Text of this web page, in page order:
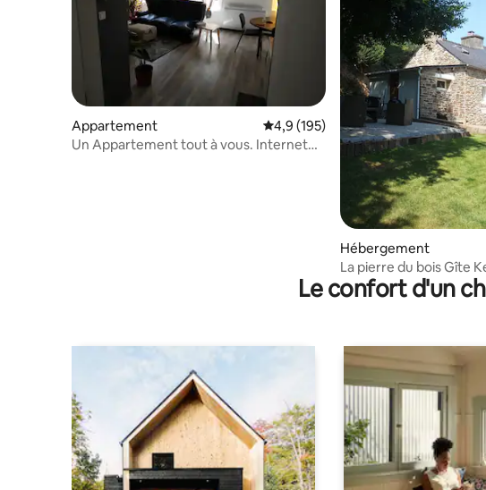
Appartement Évaluation moyenne sur la base de
4,9 (195)
Un Appartement tout à vous. Internet
Hébergement
La pierre du bois Gîte
Le confort d'un